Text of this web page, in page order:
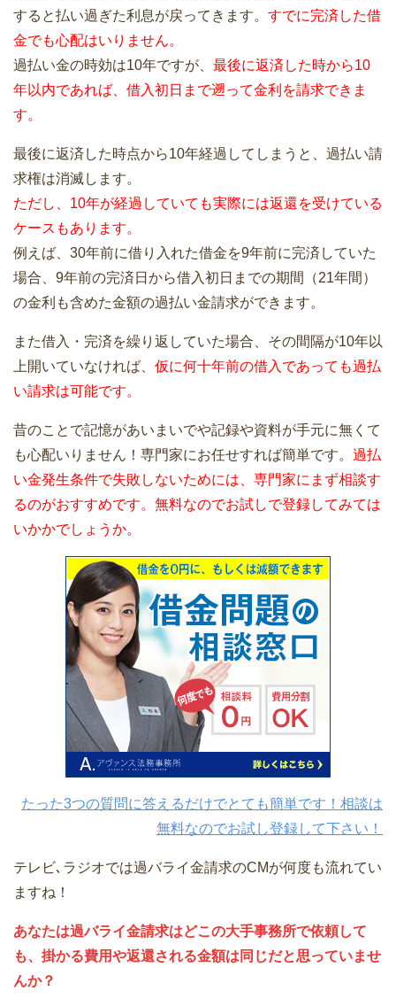
すると払い過ぎた利息が戻ってきます。 すでに完済した借
金でも心配はいりません。
過払い金の時効は10年ですが、 最後に返済した時から10
年以内であれば、借入初日まで遡って金利を請求できま
す。
最後に返済した時点から10年経過してしまうと、過払い請
求権は消滅します。
ただし、10年が経過していても実際には返還を受けている
ケースもあります。
例えば、30年前に借り入れた借金を9年前に完済していた
場合、9年前の完済日から借入初日までの期間（21年間）
の金利も含めた金額の過払い金請求ができます。
また借入・完済を繰り返していた場合、その間隔が10年以
上開いていなければ、 仮に何十年前の借入であっても過払
い請求は可能です。
昔のことで記憶があいまいでや記録や資料が手元に無くて
も心配いりません！専門家にお任せすれば簡単です。 過払
い金発生条件で失敗しないためには、専門家にまず相談す
るのがおすすめです。無料なのでお試しで登録してみては
いかかでしょうか。
たった3つの質問に答えるだけでとても簡単です！相談は
無料なのでお試し登録して下さい！
テレビ､ラジオでは過バライ金請求のCMが何度も流れてい
ますね！
あなたは過バライ金請求はどこの大手事務所で依頼して
も、掛かる費用や返還される金額は同じだと思っていませ
んか？